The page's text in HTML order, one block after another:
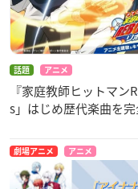
話題 アニメ
『家庭教師ヒットマ
s」はじめ歴代楽曲を完
劇場アニメ アニメ